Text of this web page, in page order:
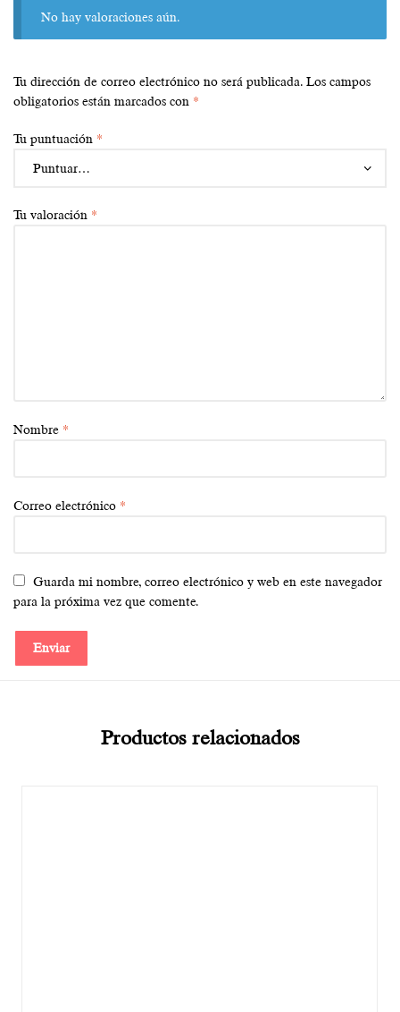
No hay valoraciones aún.
Tu dirección de correo electrónico no será publicada. Los campos
obligatorios están marcados con *
Tu puntuación *
Tu valoración *
Nombre *
Correo electrónico *
Guarda mi nombre, correo electrónico y web en este navegador
para la próxima vez que comente.
Productos relacionados